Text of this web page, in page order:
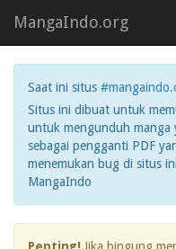
MangaIndo.org
Saat ini situs
Situs ini dibuat untuk
untuk mengunduh manga
sebagai pengganti PDF
menemukan bug di situs
MangaIndo